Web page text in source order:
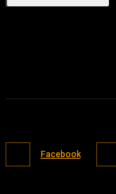
Facebook